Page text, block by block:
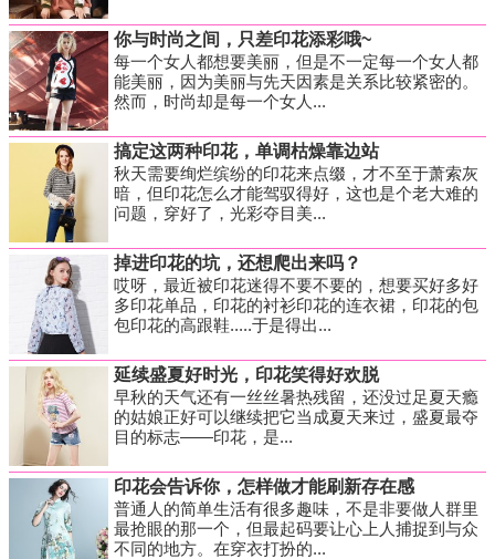
你与时尚之间，只差印花添彩哦~
每一个女人都想要美丽，但是不一定每一个女人都
能美丽，因为美丽与先天因素是关系比较紧密的。
然而，时尚却是每一个女人...
搞定这两种印花，单调枯燥靠边站
秋天需要绚烂缤纷的印花来点缀，才不至于萧索灰
暗，但印花怎么才能驾驭得好，这也是个老大难的
问题，穿好了，光彩夺目美...
掉进印花的坑，还想爬出来吗？
哎呀，最近被印花迷得不要不要的，想要买好多好
多印花单品，印花的衬衫印花的连衣裙，印花的包
包印花的高跟鞋.....于是得出...
延续盛夏好时光，印花笑得好欢脱
早秋的天气还有一丝丝暑热残留，还没过足夏天瘾
的姑娘正好可以继续把它当成夏天来过，盛夏最夺
目的标志——印花，是...
印花会告诉你，怎样做才能刷新存在感
普通人的简单生活有很多趣味，不是非要做人群里
最抢眼的那一个，但最起码要让心上人捕捉到与众
不同的地方。在穿衣打扮的...